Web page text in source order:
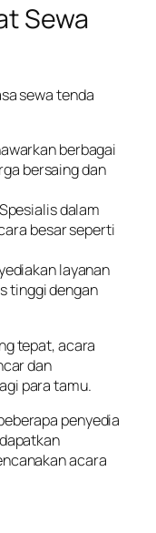
Sewa
sewa tenda
berbagai
bersaing dan
dalam
besar seperti
layanan
tinggi dengan
tepat, acara
dan
para tamu.
penyedia
acara